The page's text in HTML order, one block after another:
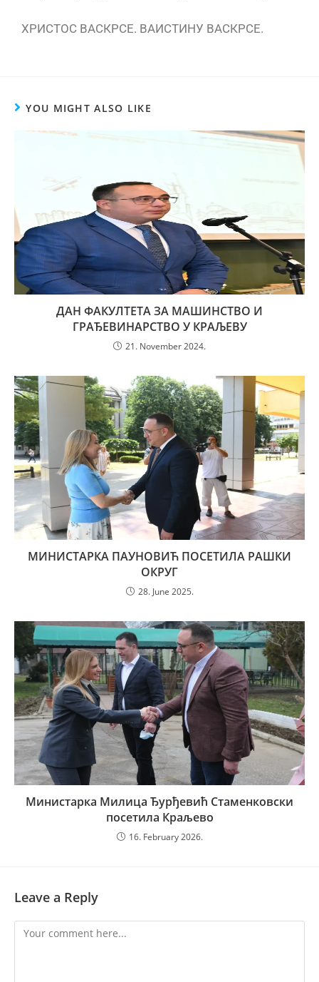
ХРИСТОС ВАСКРСЕ. ВАИСТИНУ ВАСКРСЕ.
YOU MIGHT ALSO LIKE
ДАН ФАКУЛТЕТА ЗА МАШИНСТВО И
ГРАЂЕВИНАРСТВО У КРАЉЕВУ
21. November 2024.
МИНИСТАРКА ПАУНОВИЋ ПОСЕТИЛА РАШКИ
ОКРУГ
28. June 2025.
Министарка Милица Ђурђевић Стаменковски
посетила Краљево
16. February 2026.
Leave a Reply